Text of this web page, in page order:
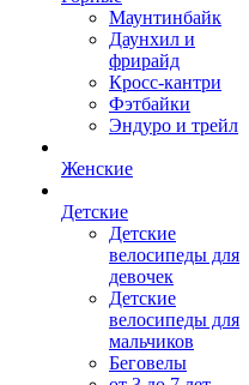
Маунтинбайк
Даунхил и
фрирайд
Кросс-кантри
Фэтбайки
Эндуро и трейл
Женские
Детские
Детские
велосипеды для
девочек
Детские
велосипеды для
мальчиков
Беговелы